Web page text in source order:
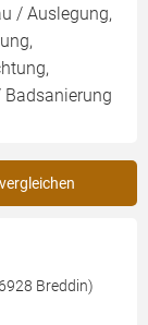
/ Auslegung,
Badsanierung
Breddin)